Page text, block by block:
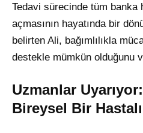
Tedavi sürecinde tüm banka
açmasının hayatında bir
belirten Ali, bağımlılıkla
destekle mümkün olduğunu
Uzmanlar
Bireysel Bir